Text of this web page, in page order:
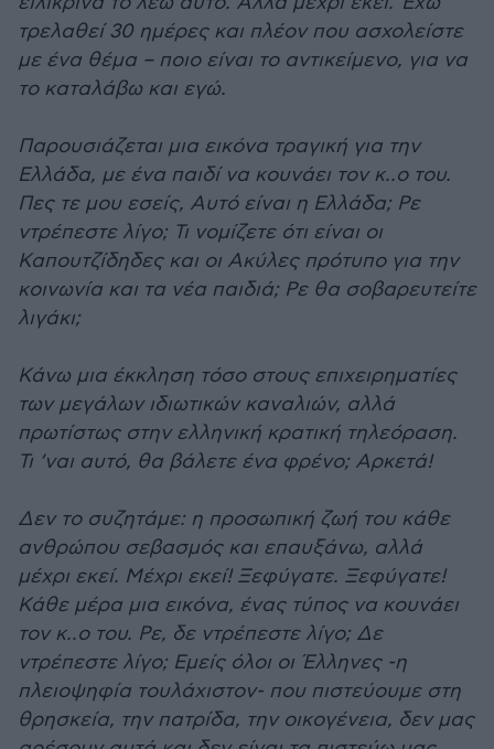
τρελαθεί 30 ημέρες και πλέον που ασχολείστε
με ένα θέμα – ποιο είναι το αντικείμενο, για να
το καταλάβω και εγώ.
Παρουσιάζεται μια εικόνα τραγική για την
Ελλάδα, με ένα παιδί να κουνάει τον κ..ο του.
Πες τε μου εσείς, Αυτό είναι η Ελλάδα; Ρε
ντρέπεστε λίγο; Τι νομίζετε ότι είναι οι
Καπουτζίδηδες και οι Ακύλες πρότυπο για την
κοινωνία και τα νέα παιδιά; Ρε θα σοβαρευτείτε
λιγάκι;
Κάνω μια έκκληση τόσο στους επιχειρηματίες
των μεγάλων ιδιωτικών καναλιών, αλλά
πρωτίστως στην ελληνική κρατική τηλεόραση.
Τι ‘ναι αυτό, θα βάλετε ένα φρένο; Αρκετά!
Δεν το συζητάμε: η προσωπική ζωή του κάθε
ανθρώπου σεβασμός και επαυξάνω, αλλά
μέχρι εκεί. Μέχρι εκεί! Ξεφύγατε. Ξεφύγατε!
Κάθε μέρα μια εικόνα, ένας τύπος να κουνάει
τον κ..ο του. Ρε, δε ντρέπεστε λίγο; Δε
ντρέπεστε λίγο; Εμείς όλοι οι Έλληνες -η
πλειοψηφία τουλάχιστον- που πιστεύουμε στη
θρησκεία, την πατρίδα, την οικογένεια, δεν μας